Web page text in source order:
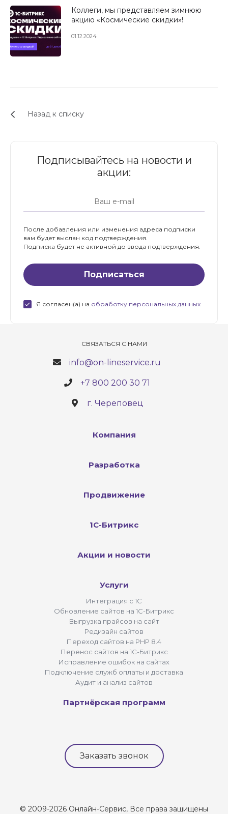
Коллеги, мы представляем зимнюю
акцию «Космические скидки»!
01.12.2024
Назад к списку
Подписывайтесь на новости и
акции:
После добавления или изменения адреса подписки
вам будет выслан код подтверждения.
Подписка будет не активной до ввода подтверждения.
Я согласен(а) на обработку персональных данных
СВЯЗАТЬСЯ С НАМИ
info@on-lineservice.ru
+7 800 200 30 71
г. Череповец
Компания
Разработка
Продвижение
1С-Битрикс
Акции и новости
Услуги
Интеграция с 1С
Обновление сайтов на 1С-Битрикс
Выгрузка прайсов на сайт
Редизайн сайтов
Переход сайтов на PHP 8.4
Перенос сайтов на 1С-Битрикс
Исправление ошибок на сайтах
Подключение служб оплаты и доставка
Аудит и анализ сайтов
Партнёрская программ
Заказать звонок
© 2009-2026 Онлайн-Сервис, Все права защищены